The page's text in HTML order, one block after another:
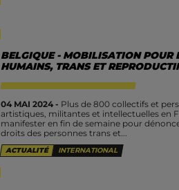
BELGIQUE - MOBILISATION POUR
HUMAINS, TRANS ET
04 MAI 2024 - Plus de 800 collectifs et
artistiques, militantes et intellectuelles en
manifester en fin de semaine pour
droits des personnes trans et...
ACTUALITÉ INTERNATIONAL